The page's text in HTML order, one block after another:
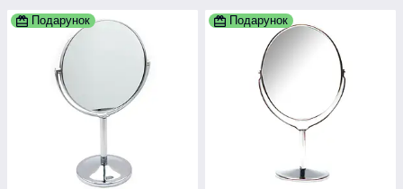
Подарунок Подарунок